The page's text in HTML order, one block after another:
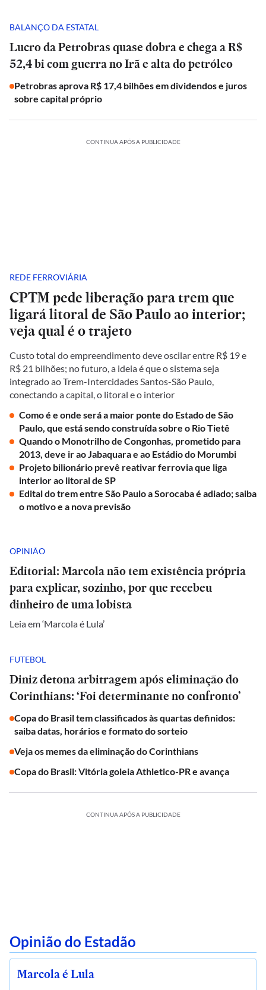
BALANÇO DA ESTATAL
Lucro da Petrobras quase dobra e chega a R$
52,4 bi com guerra no Irã e alta do petróleo
Petrobras aprova R$ 17,4 bilhões em dividendos e juros
sobre capital próprio
CONTINUA APÓS A PUBLICIDADE
REDE FERROVIÁRIA
CPTM pede liberação para trem que
ligará litoral de São Paulo ao interior;
veja qual é o trajeto
Custo total do empreendimento deve oscilar entre R$ 19 e
R$ 21 bilhões; no futuro, a ideia é que o sistema seja
integrado ao Trem-Intercidades Santos-São Paulo,
conectando a capital, o litoral e o interior
Como é e onde será a maior ponte do Estado de São
Paulo, que está sendo construída sobre o Rio Tietê
Quando o Monotrilho de Congonhas, prometido para
2013, deve ir ao Jabaquara e ao Estádio do Morumbi
Projeto bilionário prevê reativar ferrovia que liga
interior ao litoral de SP
Edital do trem entre São Paulo a Sorocaba é adiado; saiba
o motivo e a nova previsão
OPINIÃO
Editorial: Marcola não tem existência própria
para explicar, sozinho, por que recebeu
dinheiro de uma lobista
Leia em ‘Marcola é Lula’
FUTEBOL
Diniz detona arbitragem após eliminação do
Corinthians: ‘Foi determinante no confronto’
Copa do Brasil tem classificados às quartas definidos:
saiba datas, horários e formato do sorteio
Veja os memes da eliminação do Corinthians
Copa do Brasil: Vitória goleia Athletico-PR e avança
CONTINUA APÓS A PUBLICIDADE
Opinião do Estadão
Marcola é Lula